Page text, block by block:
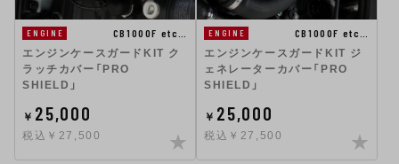
ENGINE
CB1000F etc…
エンジンケースガードKIT ク
ラッチカバー「PRO
SHIELD」
￥ 25,000
税込￥27,500
ENGINE
CB1000F etc…
エンジンケースガードKIT ジ
ェネレーターカバー「PRO
SHIELD」
￥ 25,000
税込￥27,500